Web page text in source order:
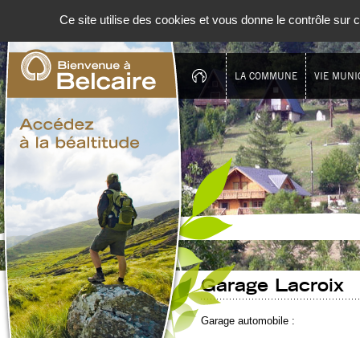
LA COMMUNE VIE
Garage Lacroix
Garage automobile :
Ce site utilise des cookies et vous donne le contrôle sur